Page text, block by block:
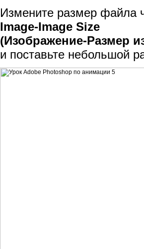
Измените размер файла
Image-Image Size
(Изображение-Размер
и поставьте небольшой